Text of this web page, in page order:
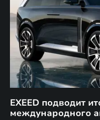
EXEED подводит
международного